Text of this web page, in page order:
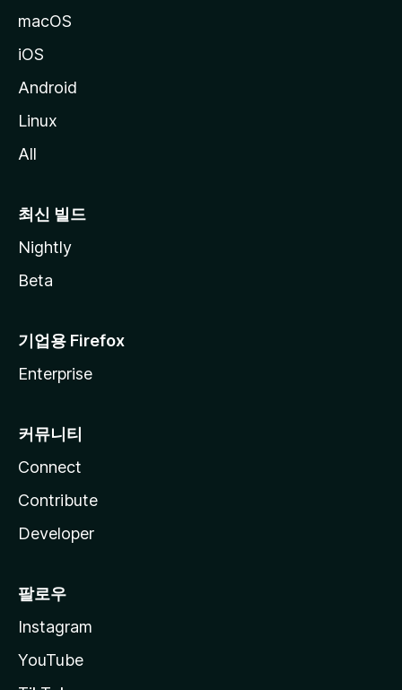
macOS
iOS
Android
Linux
All
최신 빌드
Nightly
Beta
기업용 Firefox
Enterprise
커뮤니티
Connect
Contribute
Developer
팔로우
Instagram
YouTube